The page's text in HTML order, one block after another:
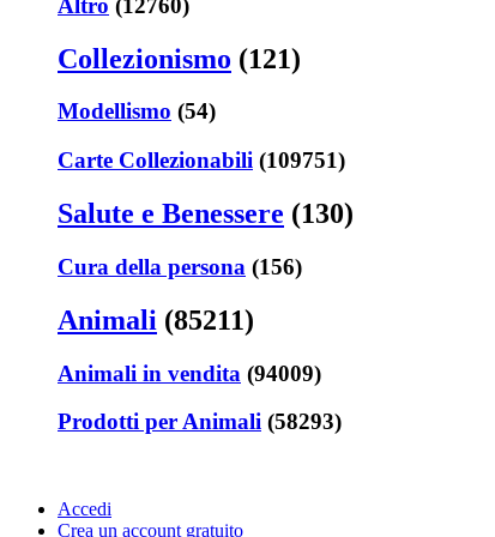
Collezionismo (121)
Modellismo (54)
Carte Collezionabili (109751)
Salute e Benessere (130)
Cura della persona (156)
Animali (85211)
Animali in vendita (94009)
Prodotti per Animali (58293)
Accedi
Crea un account gratuito